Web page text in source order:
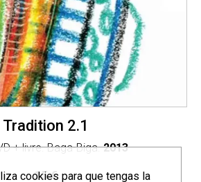
Tradition 2.1
+ livre. Baga-Biga.2013
15€
cookies para que tengas la